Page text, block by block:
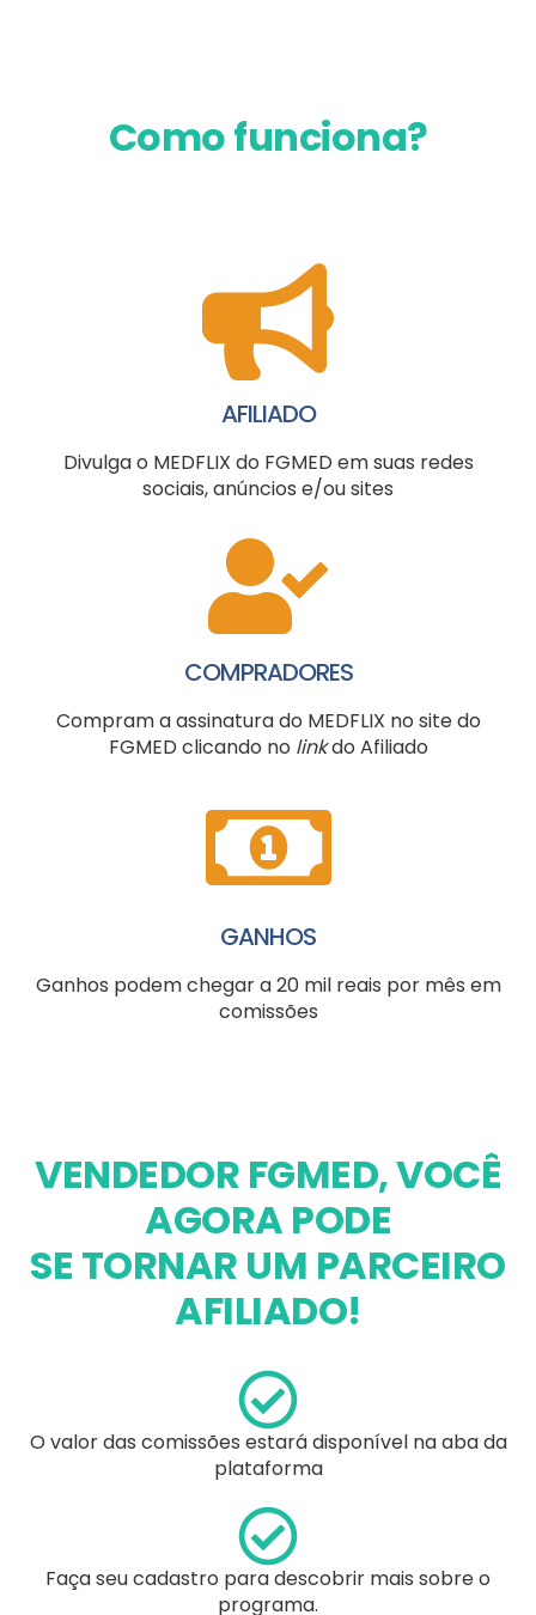
Como funciona?
AFILIADO
Divulga o MEDFLIX do FGMED em suas redes
sociais, anúncios e/ou sites
COMPRADORES
Compram a assinatura do MEDFLIX no site do
FGMED clicando no linkdo Afiliado
GANHOS
Ganhos podem chegar a 20 mil reais por mês em
comissões
VENDEDOR FGMED, VOCÊ
AGORA PODE
SE TORNAR UM PARCEIRO
AFILIADO!
O valor das comissões estará disponível na aba da
plataforma
Faça seu cadastro para descobrir mais sobre o
programa.